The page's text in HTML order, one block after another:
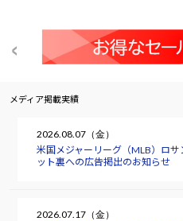
メディア掲載実績
2026.08.07（金）
米国メジャーリーグ（MLB）ロ
ット裏への広告掲出のお知らせ
2026.07.17（金）